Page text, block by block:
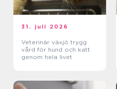
31. juli 2026
Veterinär växjö trygg
vård för hund och katt
genom hela livet